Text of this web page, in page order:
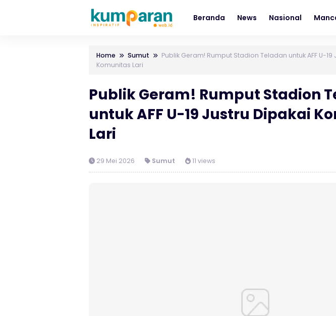
Beranda News Nasional
Home Sumut
Publik Geram! Rumput Stadion Teladan untuk AFF U-19
Komunitas Lari
Publik Geram! Rumput Stadion
untuk AFF U-19 Justru Dipakai
Lari
29 Mei 2026 Sumut 11 views